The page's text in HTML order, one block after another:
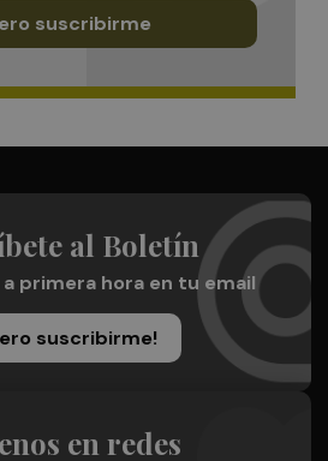
suscribirme
al Boletín
primera hora en tu email
suscribirme!
en redes